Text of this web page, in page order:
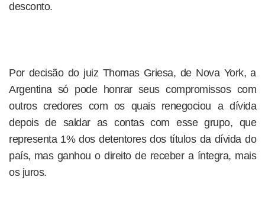
desconto.
Por decisão do juiz Thomas Griesa, de Nova York, a
Argentina só pode honrar seus compromissos com
outros credores com os quais renegociou a dívida
depois de saldar as contas com esse grupo, que
representa 1% dos detentores dos títulos da dívida do
país, mas ganhou o direito de receber a íntegra, mais
os juros.